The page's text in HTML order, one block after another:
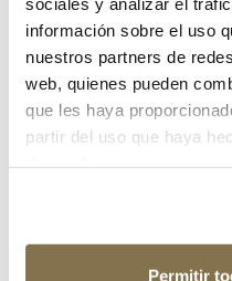
información sobre el uso
nuestros partners de
web, quienes pueden
que les haya
partir del uso que haya
Permitir
¿Has olvidado tu contraseña?